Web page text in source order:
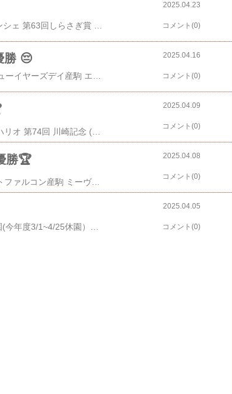
2025.04.23
コメント(0)
勝 😔 2025.04.16
コメント(0)
4月9日（水）川崎競馬場11R ​第74回 川崎記念 (JpnI) 結果​メイショウハリオ 第74回 川崎記念 (JpnI) 優勝🏆 #川崎競馬 #川崎記念 #メイショウハリオ #パイロ産駒 #濱中俊 #三島牧場 #競馬 #地方競馬 #HorseRacing pic.twitter.com/WuOpTjDNET— Sea Chariot (@Horselover_ss) April 9, 2025ダイオライト記念で応援したが、惜しくも2着だった紅一点のグランブリッジを再度応援前日同様2頭出し厩舎の馬頭で、馬複12→1，8，11、7→１，117番サンライズジパングは恐らく3着だろうと予想し、それは的中したが期待のグランブリッジはスタートも悪く、6位モレイラめっ優勝したメイショウハリオは2003年の帝王賞以来1年10ヵ月ぶりの重賞勝ち8歳馬の健闘に👏2着はノーマークだった荒山厩舎のディクテオン（6人）だったので、また親方の姿が写るかと思ったが、川崎だからか写らなかった連敗
2025.04.09
コメント(0)
勝🏆
4月8日（水）川崎競馬場11R ​第28回クラウンカップ(SIII) 結果​スマートファルコン産駒 ミーヴァトン (7人) 第28回クラウンカップ(SIII) 優勝🏆 佐藤博紀調教師、初重賞勝ち、おめでとうございます👏 #川崎競馬 #クラウンカップ #東京ダービートライアル #ミーヴァトン #スマートファルコン #町田直希 #佐藤博紀 #競馬 #地方競馬 pic.twitter.com/ffD2ngeAJH— Sea Chariot (@Horselover_ss) April 8, 20252頭出し高月賢一厩舎の2頭を軸に馬複２→3、5、7、８→5、7直線半ばで逃げていた2番アーサ（5人）を8番ドリームジャパン（4人）が交わして先頭に立ち5番ヤギリケヤハ（1人）が2番手に上がったのを見てこれだとトリガミかもしれないが的中と、思いきやノーマークの1番ミーヴァトン（7人）が外から追い上げてきて2頭を交わし去った鎌倉記念のベアバッキューン以来の町田直希またもや邪魔してくれたな~っと一瞬むくれたものの、佐藤博紀調教師、重賞初制覇というアナウンスにまーそれはめでたいと怒り消沈スマートファルコンという馬名はすっかり忘れてましたが、2011年に帝王賞、JBCクラシック、東京大賞典などを連勝して、翌年には川崎記念も勝った馬だったミーヴァトンの馬体はまだ華奢に見えましたが、額の星はスマートファルコンに似てますね町田騎手と佐藤博紀調教師のハグを眺めながらニコニコ微笑んでいた山崎誠二騎手にほっこり
2025.04.08
コメント(0)
2025.04.05
コメント(0)